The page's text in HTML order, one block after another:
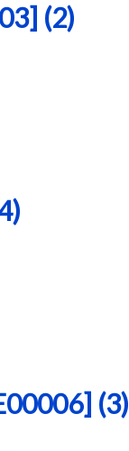
(2)
(3)